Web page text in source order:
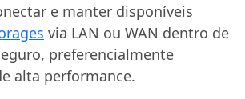
e manter disponíveis
via LAN ou WAN dentro de
preferencialmente
alta performance.